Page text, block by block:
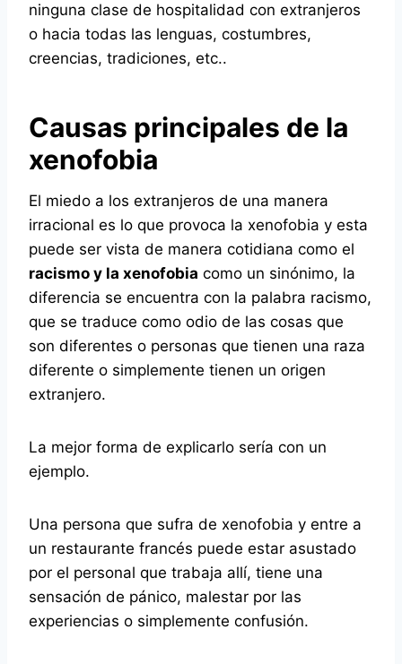
ninguna clase de hospitalidad con extranjeros
o hacia todas las lenguas, costumbres,
creencias, tradiciones, etc..
Causas principales de la
xenofobia
El miedo a los extranjeros de una manera
irracional es lo que provoca la xenofobia y esta
puede ser vista de manera cotidiana como el
racismo y la xenofobia como un sinónimo, la
diferencia se encuentra con la palabra racismo,
que se traduce como odio de las cosas que
son diferentes o personas que tienen una raza
diferente o simplemente tienen un origen
extranjero.
La mejor forma de explicarlo sería con un
ejemplo.
Una persona que sufra de xenofobia y entre a
un restaurante francés puede estar asustado
por el personal que trabaja allí, tiene una
sensación de pánico, malestar por las
experiencias o simplemente confusión.